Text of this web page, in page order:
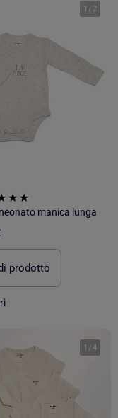
1 / 2
manica lunga
prodotto
1 /4